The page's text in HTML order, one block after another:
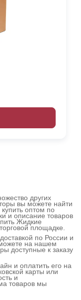
других
вы можете найти
оптом по
и описание товаров
Жидкие
площадке.
по России и
на нашем
доступные к заказу
и оплатить его на
карты или
и
товаров мы